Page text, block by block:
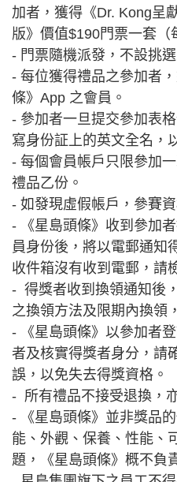
加者，獲得《Dr. Kong呈
版》價值$190門票一套（
- 門票隨機派發，不設挑選
- 每位獲得禮品之參加者
條》App 之會員。
- 參加者一旦提交參加表
寫身份証上的英文全名，
- 每個會員帳戶只限參加
禮品乙份。
- 如發現虛假帳戶，參賽
- 《星島頭條》收到參加
員身份後，將以電郵通知
收件箱沒有收到電郵，請
- 得獎者收到換領通知後
之換領方法及限期內換領
- 《星島頭條》以參加者
者及核實得獎者身分，請
誤，以免失去得獎資格。
- 所有禮品不接受退換，
- 《星島頭條》並非獎品
能、外觀、保養、性能、
題，《星島頭條》概不負